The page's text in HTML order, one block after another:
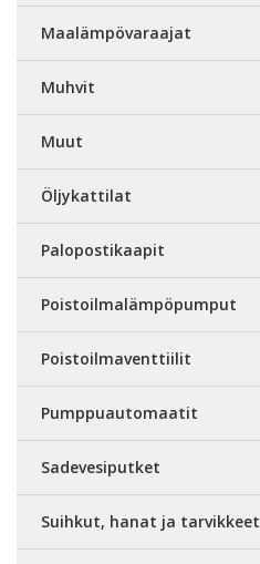
Maalämpövaraajat
Muhvit
Muut
Öljykattilat
Palopostikaapit
Poistoilmalämpöpumput
Poistoilmaventtiilit
Pumppuautomaatit
Sadevesiputket
Suihkut, hanat ja tarvikkeet